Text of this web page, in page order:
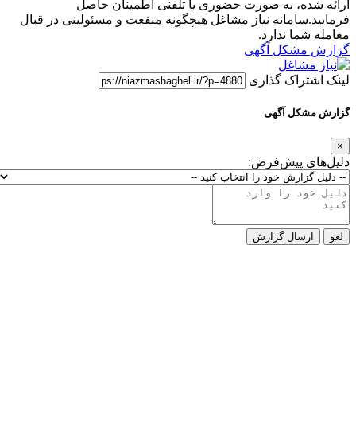
ارائه شده، به صورت حضوری یا تلفنی اطمینان حاصل
فرمایید.سامانه نیاز مشاغل هیچگونه منفعت و مسئولیتی در قبال
معامله شما ندارد.
گزارش مشکل آگهی
لینک اشتراک گذاری
گزارش مشکل آگهی
×
دلیل‌های پیش‌فرض:
لغو ارسال گزارش